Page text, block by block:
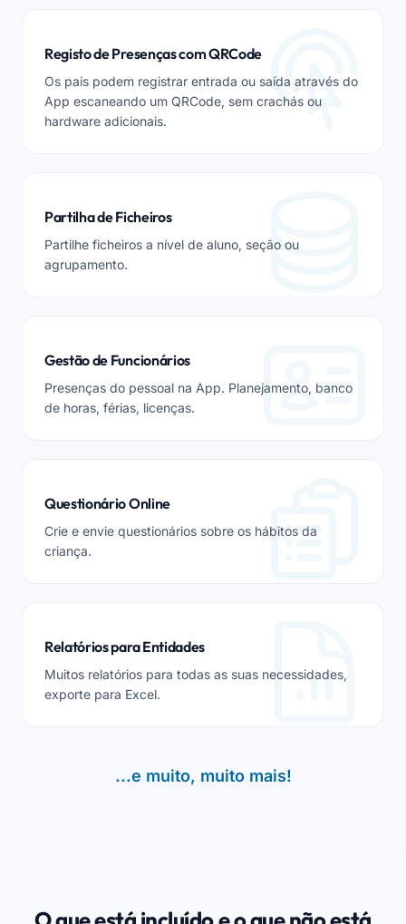
Registo de Presenças com QRCode
Os pais podem registrar entrada ou saída através do
App escaneando um QRCode, sem crachás ou
hardware adicionais.
Partilha de Ficheiros
Partilhe ficheiros a nível de aluno, seção ou
agrupamento.
Gestão de Funcionários
Presenças do pessoal na App. Planejamento, banco
de horas, férias, licenças.
Questionário Online
Crie e envie questionários sobre os hábitos da
criança.
Relatórios para Entidades
Muitos relatórios para todas as suas necessidades,
exporte para Excel.
...e muito, muito mais!